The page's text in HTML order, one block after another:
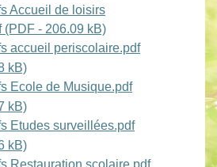
Accueil de loisirs
(PDF - 206.09 kB)
accueil periscolaire.pdf
kB)
Ecole de Musique.pdf
kB)
Etudes surveillées.pdf
kB)
Restauration scolaire.pdf